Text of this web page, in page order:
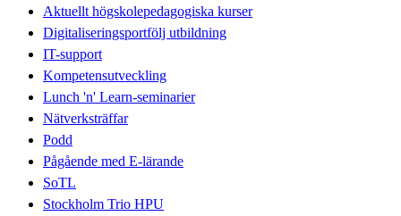
Aktuellt högskolepedagogiska kurser
Digitaliseringsportfölj utbildning
IT-support
Kompetensutveckling
Lunch 'n' Learn-seminarier
Nätverksträffar
Podd
Pågående med E-lärande
SoTL
Stockholm Trio HPU